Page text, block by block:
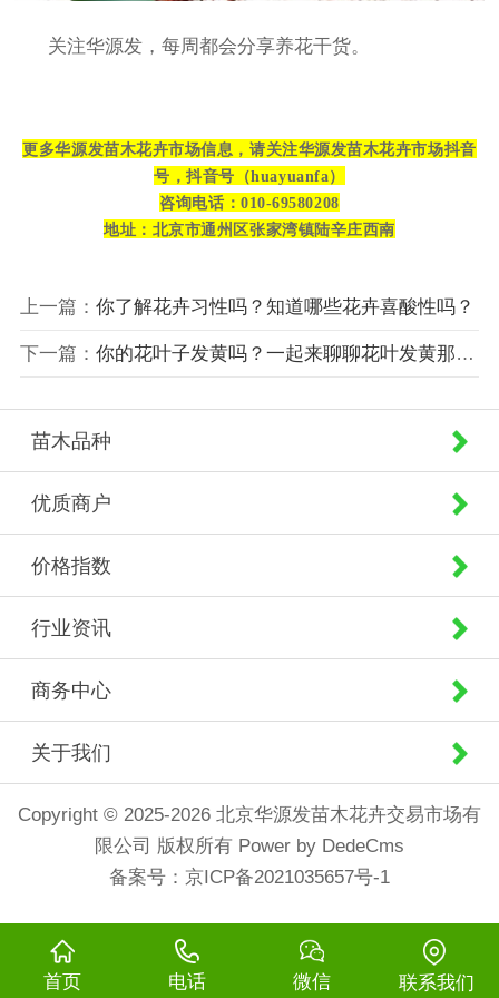
关注华源发，每周都会分享养花干货。
更多华源发苗木花卉市场信息，请关注华源发苗木花卉市场抖音
号，抖音号（huayuanfa）
咨询电话：010-69580208
地址：北京市通州区张家湾镇陆辛庄西南
上一篇： 你了解花卉习性吗？知道哪些花卉喜酸性吗？
下一篇： 你的花叶子发黄吗？一起来聊聊花叶发黄那点儿事
苗木品种
优质商户
价格指数
行业资讯
商务中心
关于我们
Copyright © 2025-2026 北京华源发苗木花卉交易市场有
限公司 版权所有 Power by DedeCms
备案号： 京ICP备2021035657号-1
首页 电话 微信 联系我们